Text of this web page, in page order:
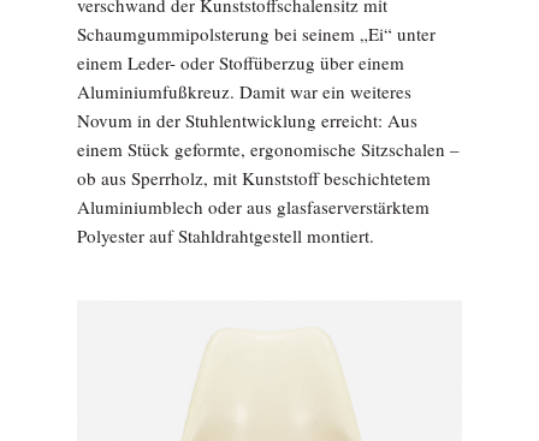
Schaumgummipolsterung bei seinem „Ei“ unter
einem Leder- oder Stoffüberzug über einem
Aluminiumfußkreuz. Damit war ein weiteres
Novum in der Stuhlentwicklung erreicht: Aus
einem Stück geformte, ergonomische Sitzschalen –
ob aus Sperrholz, mit Kunststoff beschichtetem
Aluminiumblech oder aus glasfaserverstärktem
Polyester auf Stahldrahtgestell montiert.